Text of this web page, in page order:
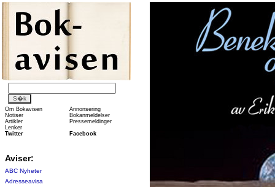
Om Bokavisen
Annonsering
Notiser
Bokanmeldelser
Artikler
Pressemeldinger
Lenker
Twitter
Facebook
Aviser:
ABC Nyheter
Adresseavisa